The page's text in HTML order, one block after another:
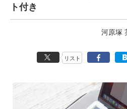
ト付き
河原塚
リスト